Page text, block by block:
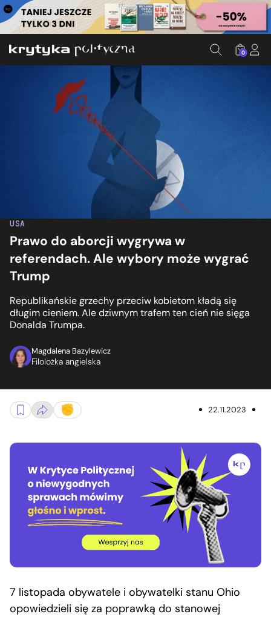
0
USA
Prawo do aborcji wygrywa w
referendach. Ale wybory może wygrać
Trump
Republikańskie grzechy przeciw kobietom kładą się
długim cieniem. Ale dziwnym trafem ten cień nie sięga
Donalda Trumpa.
Magdalena Bazylewicz
Filolożka angielska
22.11.2023
7 listopada obywatele i obywatelki stanu Ohio
opowiedzieli się za poprawką do stanowej